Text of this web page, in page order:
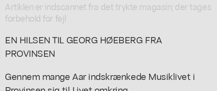
Artiklen er indscannet fra det trykte magasin; der tages
forbehold for fejl
EN HILSEN TIL GEORG HØEBERG FRA
PROVINSEN
Gennem mange Aar indskrænkede Musiklivet i